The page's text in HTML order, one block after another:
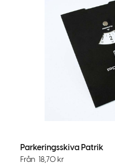
Parkeringsskiva Patrik
Från 18,70 kr